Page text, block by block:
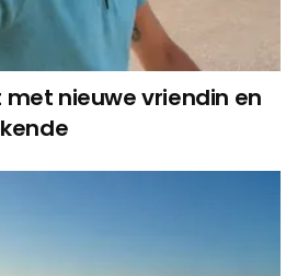
nieuwe vriendin en